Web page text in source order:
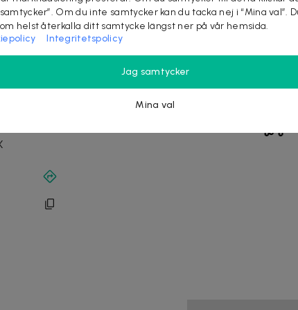
på 170+ restauranger kan du prova nya smaker,
dig matupplevelser för både vardag och helg.
samtycker”. Om du inte samtycker kan du tacka nej i “Mina val”.
helst återkalla ditt samtycke längst ner på vår hemsida.
Integritetspolicy
Jag samtycker
Mina val